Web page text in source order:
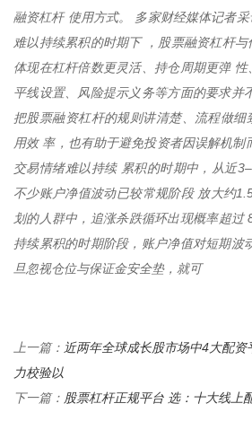
融资杠杆 使用方式。 多家财经媒体记者
难以持续累积的时期下 ，股票融资杠杆
体现在杠杆倍数更灵活、持仓周期更弹
平线设置、风险提示义务等方面的要求并
把股票融资杠杆的规则讲清楚、流程做细
用效 率，也有助于避免投资者因误解机制
交易情绪难以持续 累积的时期中，从近
不少账户净值波动已较常规阶段 放大约
划的人群中，追涨杀跌循环出现概率超过
持续累积的时期阶段，账户净值对短期波
旦忽视仓位与保证金安全垫，就可
上一篇： 近两年全球成长股市场中4大配
力校验以
下一篇： 股票杠杆正规平台 选：十大线上